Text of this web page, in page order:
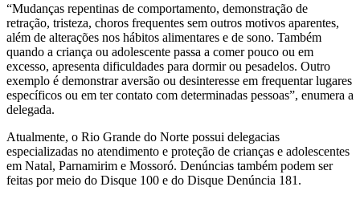
“Mudanças repentinas de comportamento, demonstração de
retração, tristeza, choros frequentes sem outros motivos aparentes,
além de alterações nos hábitos alimentares e de sono. Também
quando a criança ou adolescente passa a comer pouco ou em
excesso, apresenta dificuldades para dormir ou pesadelos. Outro
exemplo é demonstrar aversão ou desinteresse em frequentar lugares
específicos ou em ter contato com determinadas pessoas”, enumera a
delegada.
Atualmente, o Rio Grande do Norte possui delegacias
especializadas no atendimento e proteção de crianças e adolescentes
em Natal, Parnamirim e Mossoró. Denúncias também podem ser
feitas por meio do Disque 100 e do Disque Denúncia 181.